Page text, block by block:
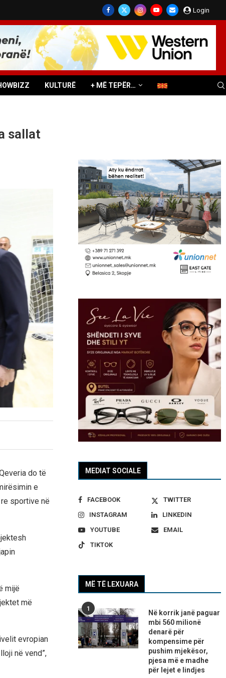
Login
KULTURË + MË TEPËR…
sallat
do të
e
sportive në
mijë
më
evropian
në vend”,
MEDIAT SOCIALE
FACEBOOK
TWITTER
INSTAGRAM
LINKEDIN
YOUTUBE
EMAIL
TIKTOK
MË TË LEXUARA
1
Në korrik janë paguar
mbi 560 milionë
denarë për
kompensime për
pushim mjekësor,
pjesa më e madhe
për lejet e lindjes